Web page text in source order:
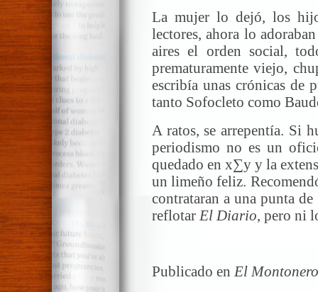
La mujer lo dejó, los
lectores, ahora lo
aires el orden social,
prematuramente viejo,
escribía unas crónicas de
tanto Sofocleto como
A ratos, se arrepentía. Si
periodismo no es un
quedado en x∑y y la
un limeño feliz.
contrataran a una punta
reflotar El Diario, pero ni
Publicado en El